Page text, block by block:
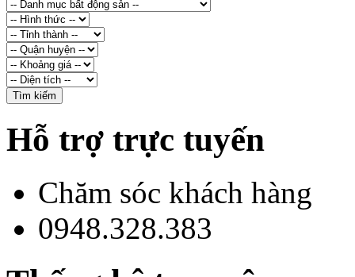
Hỗ trợ trực tuyến
Chăm sóc khách hàng
0948.328.383